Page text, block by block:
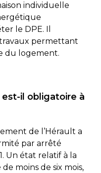
individuelle
le DPE. Il
permettant
du logement.
il obligatoire à
de l’Hérault a
par arrêté
Un état relatif à la
moins de six mois,